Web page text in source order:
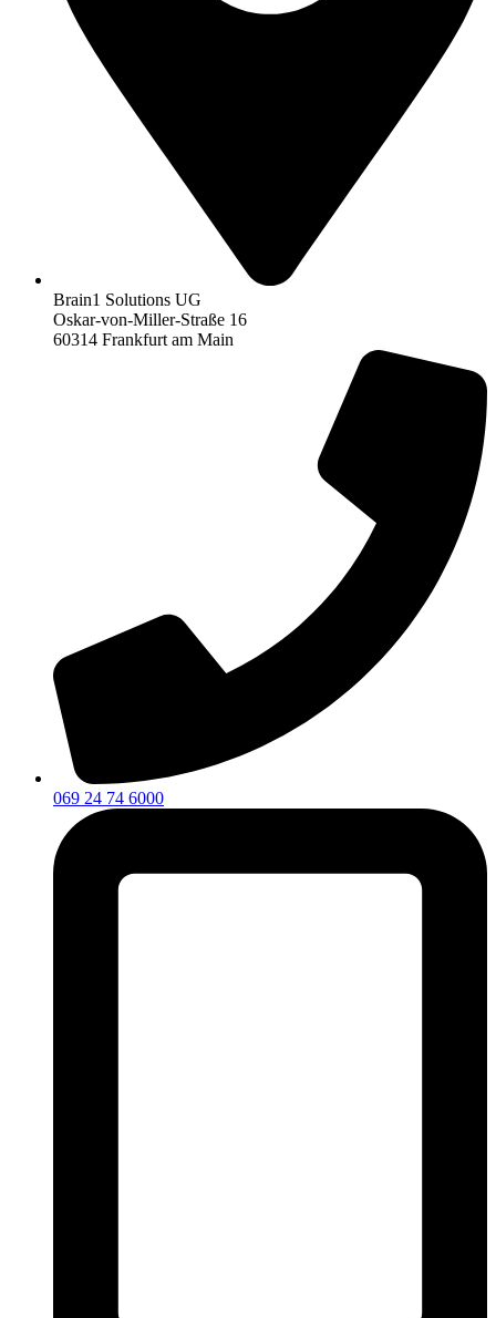
Brain1 Solutions UG
Oskar-von-Miller-Straße 16
60314 Frankfurt am Main
069 24 74 6000